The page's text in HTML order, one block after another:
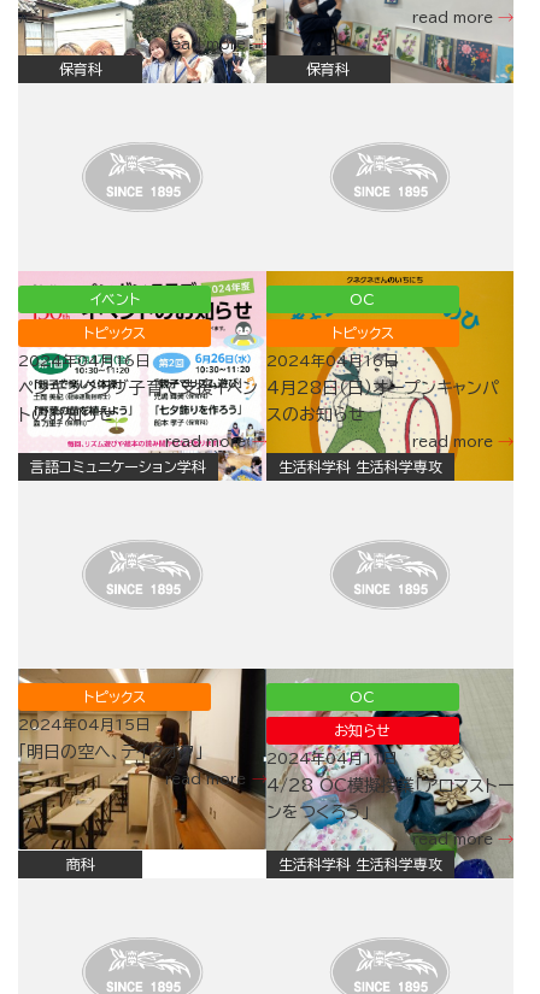
た！
read more
read more
保育科
イベント
トピックス
2024年04月16日
ペンギンクラブ子育て支援イベン
トのお知らせ
read more
保育科
OC
トピックス
2024年04月16日
4月28日（日）オープンキャンパ
スのお知らせ
read more
言語コミュニケーション学科
トピックス
2024年04月15日
「明日の空へ、テイクオフ」
read more
生活科学科 生活科学専攻
OC
お知らせ
2024年04月11日
4/28 OC模擬授業「アロマストー
ンをつくろう」
read more
商科
生活科学科 生活科学専攻